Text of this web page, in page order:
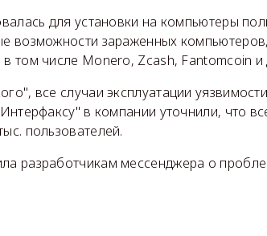
для установки на компьютеры
возможности зараженных
том числе Monero, Zcash, Fantomcoin и
все случаи эксплуатации
в компании уточнили, что
пользователей.
разработчикам мессенджера о